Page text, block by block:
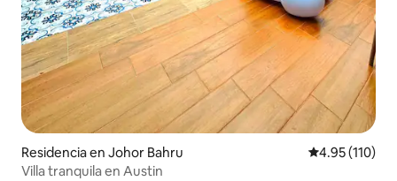
Residencia en Johor Bahru Calificación
4.95 (110)
Villa tranquila en Austin